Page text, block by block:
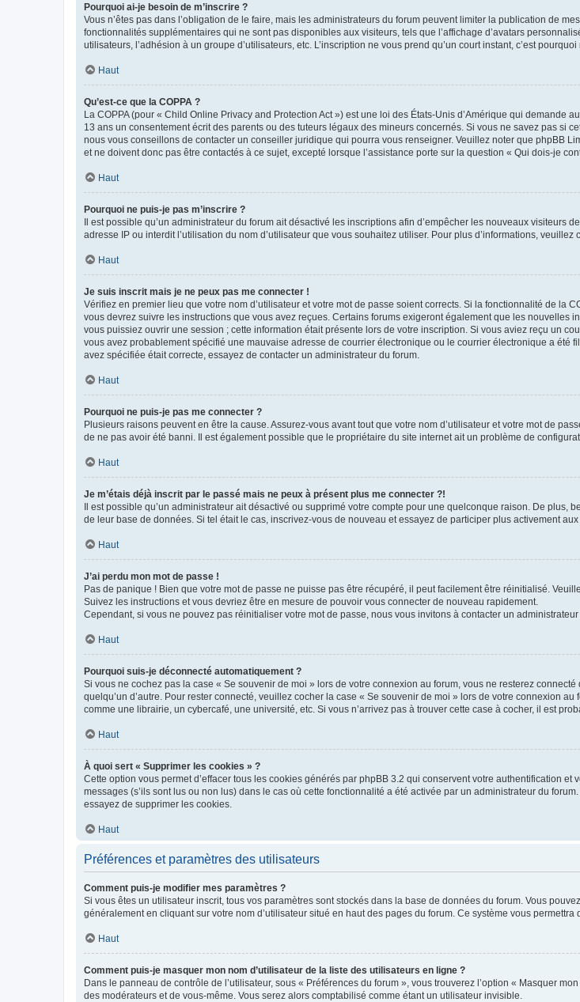
Pourquoi ai-je besoin de m’inscrire ?
Vous n’êtes pas dans l’obligation de le faire, mais les administrateurs du forum peuvent limiter la publication de
fonctionnalités supplémentaires qui ne sont pas disponibles aux visiteurs, tels que l’affichage d’avatars
utilisateurs, l’adhésion à un groupe d’utilisateurs, etc. L’inscription ne vous prend qu’un court instant, c’est
Haut
Qu’est-ce que la COPPA ?
La COPPA (pour « Child Online Privacy and Protection Act ») est une loi des États-Unis d’Amérique qui
13 ans un consentement écrit des parents ou des tuteurs légaux des mineurs concernés. Si vous ne savez pas si
nous vous conseillons de contacter un conseiller juridique qui pourra vous renseigner. Veuillez noter que phpBB
et ne doivent donc pas être contactés à ce sujet, excepté lorsque l’assistance porte sur la question « Qui dois-je
Haut
Pourquoi ne puis-je pas m’inscrire ?
Il est possible qu’un administrateur du forum ait désactivé les inscriptions afin d’empêcher les nouveaux visiteurs
adresse IP ou interdit l’utilisation du nom d’utilisateur que vous souhaitez utiliser. Pour plus d’informations, veuillez
Haut
Je suis inscrit mais je ne peux pas me connecter !
Vérifiez en premier lieu que votre nom d’utilisateur et votre mot de passe soient corrects. Si la fonctionnalité de la
vous devrez suivre les instructions que vous avez reçues. Certains forums exigeront également que les nouvelles
vous puissiez ouvrir une session ; cette information était présente lors de votre inscription. Si vous aviez reçu un
vous avez probablement spécifié une mauvaise adresse de courrier électronique ou le courrier électronique a été
avez spécifiée était correcte, essayez de contacter un administrateur du forum.
Haut
Pourquoi ne puis-je pas me connecter ?
Plusieurs raisons peuvent en être la cause. Assurez-vous avant tout que votre nom d’utilisateur et votre mot de
de ne pas avoir été banni. Il est également possible que le propriétaire du site internet ait un problème de
Haut
Je m’étais déjà inscrit par le passé mais ne peux à présent plus me connecter ?!
Il est possible qu’un administrateur ait désactivé ou supprimé votre compte pour une quelconque raison. De
de leur base de données. Si tel était le cas, inscrivez-vous de nouveau et essayez de participer plus activement aux
Haut
J’ai perdu mon mot de passe !
Pas de panique ! Bien que votre mot de passe ne puisse pas être récupéré, il peut facilement être réinitialisé.
Suivez les instructions et vous devriez être en mesure de pouvoir vous connecter de nouveau rapidement.
Cependant, si vous ne pouvez pas réinitialiser votre mot de passe, nous vous invitons à contacter un administrateur
Haut
Pourquoi suis-je déconnecté automatiquement ?
Si vous ne cochez pas la case « Se souvenir de moi » lors de votre connexion au forum, vous ne resterez
quelqu’un d’autre. Pour rester connecté, veuillez cocher la case « Se souvenir de moi » lors de votre connexion
comme une librairie, un cybercafé, une université, etc. Si vous n’arrivez pas à trouver cette case à cocher, il est
Haut
À quoi sert « Supprimer les cookies » ?
Cette option vous permet d’effacer tous les cookies générés par phpBB 3.2 qui conservent votre authentification
messages (s’ils sont lus ou non lus) dans le cas où cette fonctionnalité a été activée par un administrateur du
essayez de supprimer les cookies.
Haut
Préférences et paramètres des utilisateurs
Comment puis-je modifier mes paramètres ?
Si vous êtes un utilisateur inscrit, tous vos paramètres sont stockés dans la base de données du forum. Vous
généralement en cliquant sur votre nom d’utilisateur situé en haut des pages du forum. Ce système vous
Haut
Comment puis-je masquer mon nom d’utilisateur de la liste des utilisateurs en ligne ?
Dans le panneau de contrôle de l’utilisateur, sous « Préférences du forum », vous trouverez l’option « Masquer
des modérateurs et de vous-même. Vous serez alors comptabilisé comme étant un utilisateur invisible.